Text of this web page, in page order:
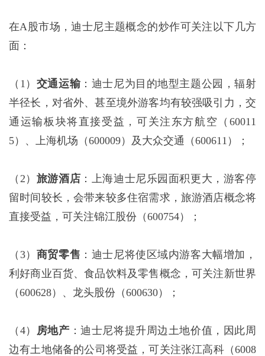
在A股市场，迪士尼主题概念的炒作可关注以下几方
面：
（1） 交通运输：迪士尼为目的地型主题公园，辐射
半径长，对省外、甚至境外游客均有较强吸引力，交
通运输板块将直接受益，可关注东方航空（60011
5）、上海机场（600009）及大众交通（600611）；
（2） 旅游酒店 ：上海迪士尼乐园面积更大，游客停
留时间较长，会带来较多住宿需求，旅游酒店概念将
直接受益，可关注锦江股份（600754）；
（3） 商贸零售 ：迪士尼将使区域内游客大幅增加，
利好商业百货、食品饮料及零售概念，可关注新世界
（600628）、龙头股份（600630）；
（4） 房地产 ：迪士尼将提升周边土地价值，因此周
边有土地储备的公司将受益，可关注张江高科（6008